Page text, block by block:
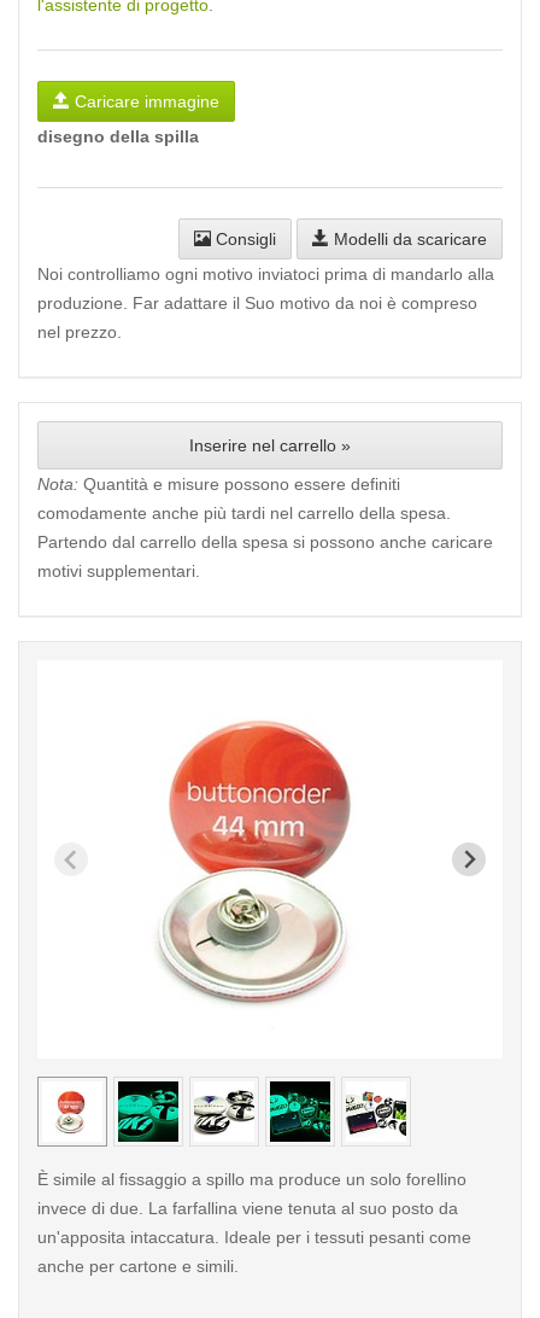
l'assistente di progetto
Caricare immagine
disegno della spilla
Consigli
Modelli da scaricare
Noi controlliamo ogni motivo inviatoci prima di mandarlo alla
produzione. Far adattare il Suo motivo da noi è compreso
nel prezzo.
Inserire nel carrello »
Nota: Quantità e misure possono essere definiti
comodamente anche più tardi nel carrello della spesa.
Partendo dal carrello della spesa si possono anche caricare
motivi supplementari.
< /picture>
È simile al fissaggio a spillo ma produce un solo forellino
invece di due. La farfallina viene tenuta al suo posto da
un'apposita intaccatura. Ideale per i tessuti pesanti come
anche per cartone e simili.